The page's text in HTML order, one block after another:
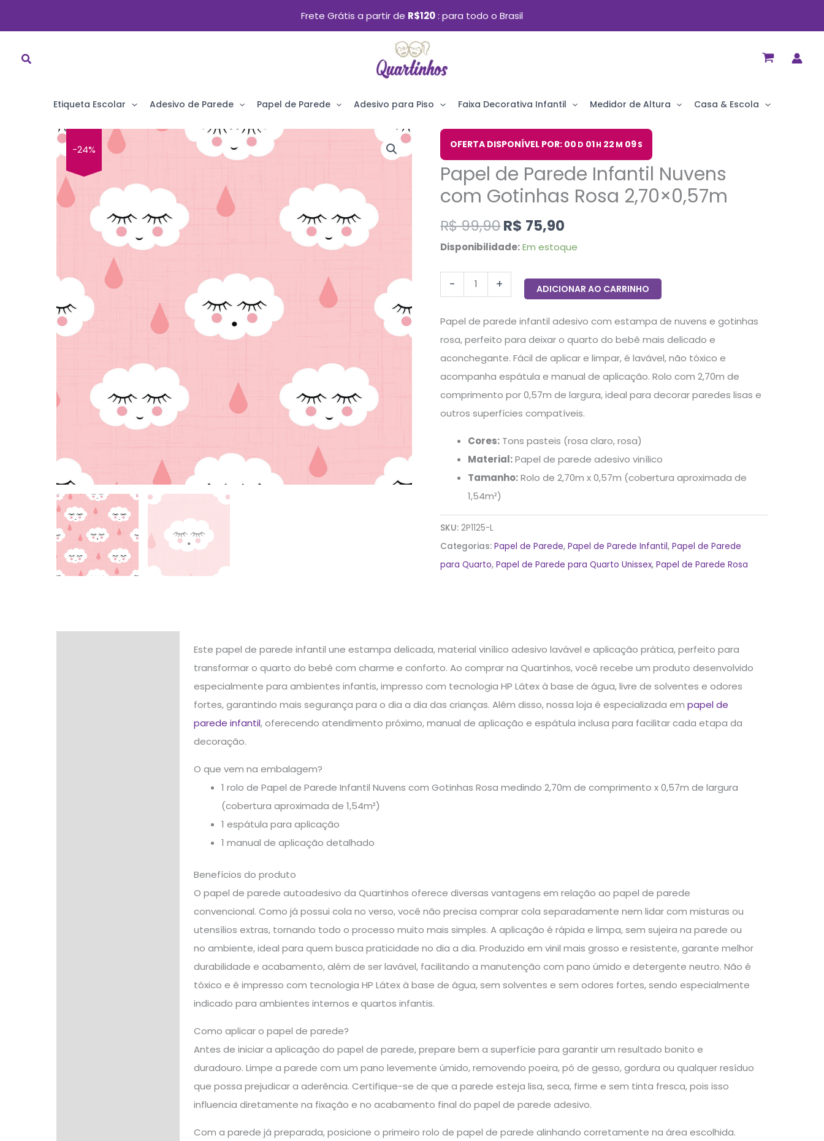
Ir
Frete Grátis a partir de R$120 para todo o Brasil
Etiqueta Escolar Adesivo de Parede Papel de Parede Adesivo para Piso Faixa Decorativa Infantil Medidor de Altura Casa & Escola
-24% OFERTA DISPONÍVEL POR: 00 D 01H 22 M 08S
Papel de Parede Infantil Nuvens
com Gotinhas Rosa 2,70×0,57m
R$99,90
O
preço
original
era:
R$ 75,90
O
preço
atual
é:
Disponibilidade: Em estoque
-
Papel
de
Parede
Infantil
com
Gotinhas
2,70x0,57m
+ ADICIONAR AO CARRINHO
Papel de parede infantil adesivo com estampa de nuvens e gotinhas
rosa, perfeito para deixar o quarto do bebê mais delicado e
aconchegante. Fácil de aplicar e limpar, é lavável, não tóxico e
acompanha espátula e manual de aplicação. Rolo com 2,70m de
comprimento por 0,57m de largura, ideal para decorar paredes lisas e
outros superfícies compatíveis.
Cores: Tons pasteis (rosa claro, rosa)
Material:Papel de parede adesivo vinílico
Tamanho:Rolo de 2,70m x 0,57m (cobertura aproximada de
1,54m²)
SKU:2P1125-L
Categorias:Papel de Parede,Papel de Parede Infantil,Papel de Parede
para Quarto,Papel de Parede para Quarto Unissex,Papel de Parede Rosa
Este papel de parede infantil une estampa delicada, material vinílico adesivo lavável e aplicação prática, perfeito para
transformar o quarto do bebê com charme e conforto. Ao comprar na Quartinhos, você recebe um produto desenvolvido
especialmente para ambientes infantis, impresso com tecnologia HP Látex à base de água, livre de solventes e odores
fortes, garantindo mais segurança para o dia a dia das crianças. Além disso, nossa loja é especializada em papel de
parede infantil, oferecendo atendimento próximo, manual de aplicação e espátula inclusa para facilitar cada etapa da
decoração.
O que vem na embalagem?
1 rolo de Papel de Parede Infantil Nuvens com Gotinhas Rosa medindo 2,70m de comprimento x 0,57m de largura
(cobertura aproximada de 1,54m²)
1 espátula para aplicação
1 manual de aplicação detalhado
Benefícios do produto
O papel de parede autoadesivo da Quartinhos oferece diversas vantagens em relação ao papel de parede
convencional. Como já possui cola no verso, você não precisa comprar cola separadamente nem lidar com misturas ou
utensílios extras, tornando todo o processo muito mais simples. A aplicação é rápida e limpa, sem sujeira na parede ou
no ambiente, ideal para quem busca praticidade no dia a dia. Produzido em vinil mais grosso e resistente, garante melhor
durabilidade e acabamento, além de ser lavável, facilitando a manutenção com pano úmido e detergente neutro. Não é
tóxico e é impresso com tecnologia HP Látex à base de água, sem solventes e sem odores fortes, sendo especialmente
indicado para ambientes internos e quartos infantis.
Como aplicar o papel de parede?
Antes de iniciar a aplicação do papel de parede, prepare bem a superfície para garantir um resultado bonito e
duradouro. Limpe a parede com um pano levemente úmido, removendo poeira, pó de gesso, gordura ou qualquer resíduo
que possa prejudicar a aderência. Certifique-se de que a parede esteja lisa, seca, firme e sem tinta fresca, pois isso
influencia diretamente na fixação e no acabamento final do papel de parede adesivo.
Com a parede já preparada, posicione o primeiro rolo de papel de parede alinhando corretamente na área escolhida.